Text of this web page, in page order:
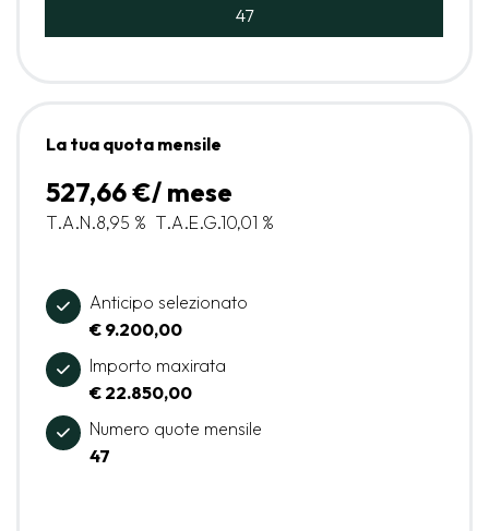
47
La tua quota mensile
527,66 €/ mese
T.A.N.8,95 % T.A.E.G.10,01 %
Anticipo selezionato
€ 9.200,00
Importo maxirata
€ 22.850,00
Numero quote mensile
47